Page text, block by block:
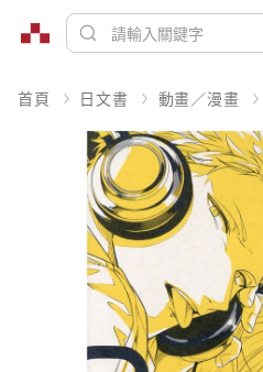
首頁 日文書 動畫／漫畫